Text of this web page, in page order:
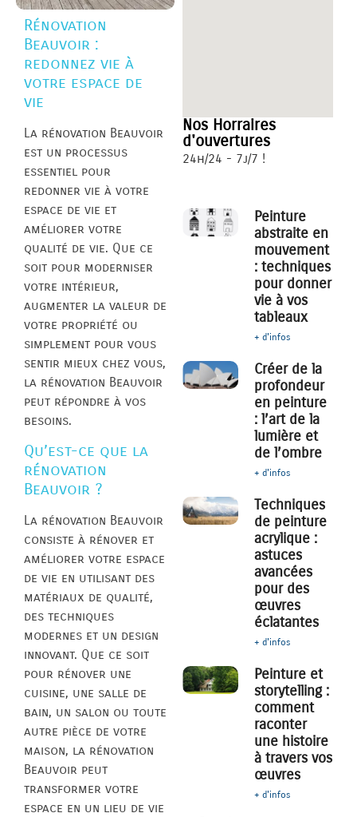
Rénovation
Beauvoir :
redonnez vie à
votre espace de
vie
La rénovation Beauvoir
est un processus
essentiel pour
redonner vie à votre
espace de vie et
améliorer votre
qualité de vie. Que ce
soit pour moderniser
votre intérieur,
augmenter la valeur de
votre propriété ou
simplement pour vous
sentir mieux chez vous,
la rénovation Beauvoir
peut répondre à vos
besoins.
Qu’est-ce que la
rénovation
Beauvoir ?
La rénovation Beauvoir
consiste à rénover et
améliorer votre espace
de vie en utilisant des
matériaux de qualité,
des techniques
modernes et un design
innovant. Que ce soit
pour rénover une
cuisine, une salle de
bain, un salon ou toute
autre pièce de votre
maison, la rénovation
Beauvoir peut
transformer votre
espace en un lieu de vie
Nos Horraires
d'ouvertures
24h/24 - 7j/7 !
Peinture
abstraite en
mouvement
: techniques
pour donner
vie à vos
tableaux
+ d'infos
Créer de la
profondeur
en peinture
: l’art de la
lumière et
de l’ombre
+ d'infos
Techniques
de peinture
acrylique :
astuces
avancées
pour des
œuvres
éclatantes
+ d'infos
Peinture et
storytelling :
comment
raconter
une histoire
à travers vos
œuvres
+ d'infos